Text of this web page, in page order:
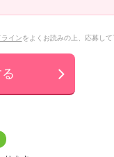
インをよくお読みの上、応募し